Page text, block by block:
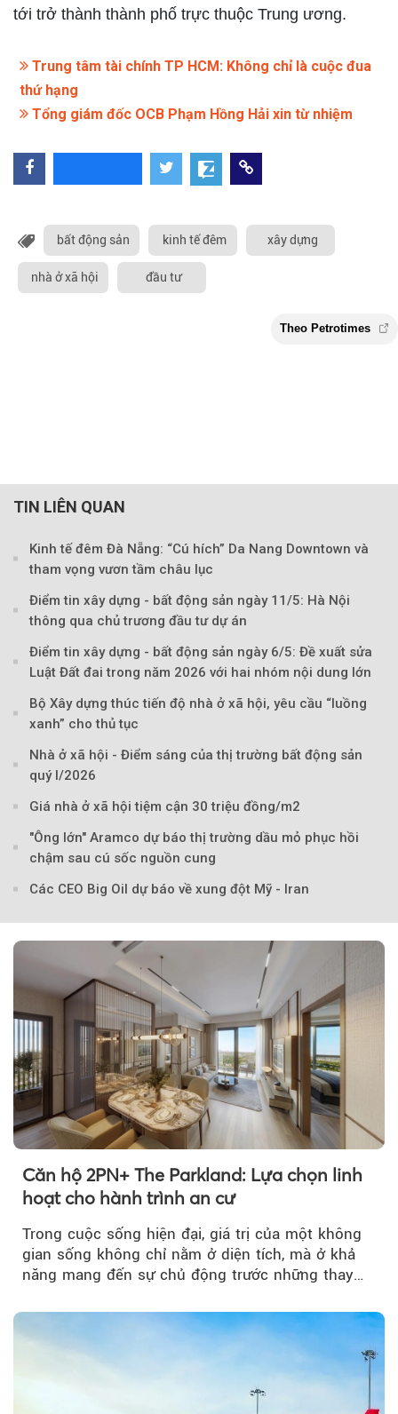
tới trở thành thành phố trực thuộc Trung ương.
Trung tâm tài chính TP HCM: Không chỉ là cuộc đua
thứ hạng
Tổng giám đốc OCB Phạm Hồng Hải xin từ nhiệm
bất động sản kinh tế đêm xây dựng
nhà ở xã hội đầu tư
TIN LIÊN QUAN
Kinh tế đêm Đà Nẵng: “Cú hích” Da Nang Downtown và
tham vọng vươn tầm châu lục
Điểm tin xây dựng - bất động sản ngày 11/5: Hà Nội
thông qua chủ trương đầu tư dự án
Điểm tin xây dựng - bất động sản ngày 6/5: Đề xuất sửa
Luật Đất đai trong năm 2026 với hai nhóm nội dung lớn
Bộ Xây dựng thúc tiến độ nhà ở xã hội, yêu cầu “luồng
xanh” cho thủ tục
Nhà ở xã hội - Điểm sáng của thị trường bất động sản
quý I/2026
Giá nhà ở xã hội tiệm cận 30 triệu đồng/m2
"Ông lớn" Aramco dự báo thị trường dầu mỏ phục hồi
chậm sau cú sốc nguồn cung
Các CEO Big Oil dự báo về xung đột Mỹ - Iran
Căn hộ 2PN+ The Parkland: Lựa chọn linh
hoạt cho hành trình an cư
Trong cuộc sống hiện đại, giá trị của một không
gian sống không chỉ nằm ở diện tích, mà ở khả
năng mang đến sự chủ động trước những thay